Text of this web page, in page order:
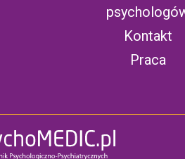
Kontakt
Praca